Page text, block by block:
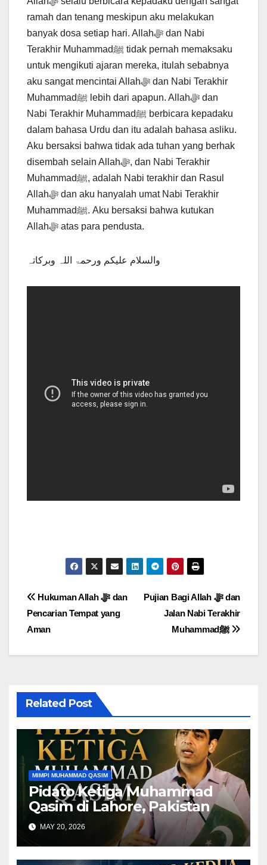
ramah dan tenang meskipun aku melakukan
banyak dosa setiap hari. Allahﷻ dan Nabi
Terakhir Muhammadﷺ tidak pernah memaksaku
untuk mengikuti ajaran mereka, itulah sebabnya
aku sangat mencintai Allahﷻ dan Nabi Terakhir
Muhammadﷺ lebih dari apapun. Allahﷻ dan
Nabi Terakhir Muhammadﷺ berbicara kepadaku
dalam bahasa Urdu dan itu adalah bahasa asliku.
Aku bersaksi bahwa tidak ada tuhan yang berhak
disembah selain Allahﷻ, dan Nabi Terakhir
Muhammadﷺ, adalah Nabi terakhir dan Rasul
Allahﷻ dan aku hanyalah umat Nabi Terakhir
Muhammadﷺ. Aku bersaksi bahwa kutukan
Allahﷻ atas para pendusta.
والسلام علیکم ورحمۃ اللہ وبرکاتہ
Post
navigation
Pujian Bagi Allah ﷻ dan
Jalan Nabi Terakhir
Muhammadﷺ
Hukuman Allah ﷻ dan
Pencarian Tempat yang
Aman
Related Post
MIMPI MUHAMMAD QASIM
Pidato Ketiga Muhammad
Qasim di Lahore, Pakistan
MAY 20, 2026